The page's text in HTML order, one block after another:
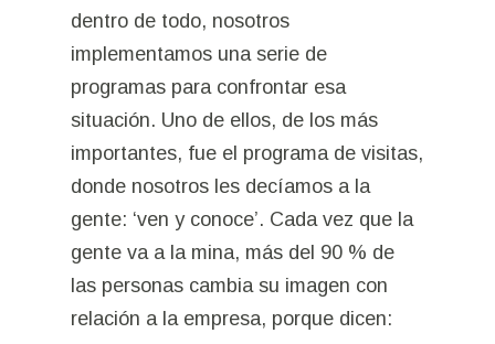
dentro de todo, nosotros
implementamos una serie de
programas para confrontar esa
situación. Uno de ellos, de los más
importantes, fue el programa de visitas,
donde nosotros les decíamos a la
gente: ‘ven y conoce’. Cada vez que la
gente va a la mina, más del 90 % de
las personas cambia su imagen con
relación a la empresa, porque dicen: